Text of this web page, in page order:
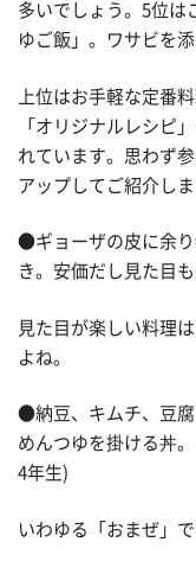
多いでしょう。5位は
ゆご飯」。ワサビを
上位はお手軽な定番
「オリジナルレシピ
れています。思わず
アップしてご紹介しま
●ギョーザの皮に余
き。安価だし見た目
見た目が楽しい料理
よね。
●納豆、キムチ、豆腐
めんつゆを掛ける丼
4年生)
いわゆる「おまぜ」